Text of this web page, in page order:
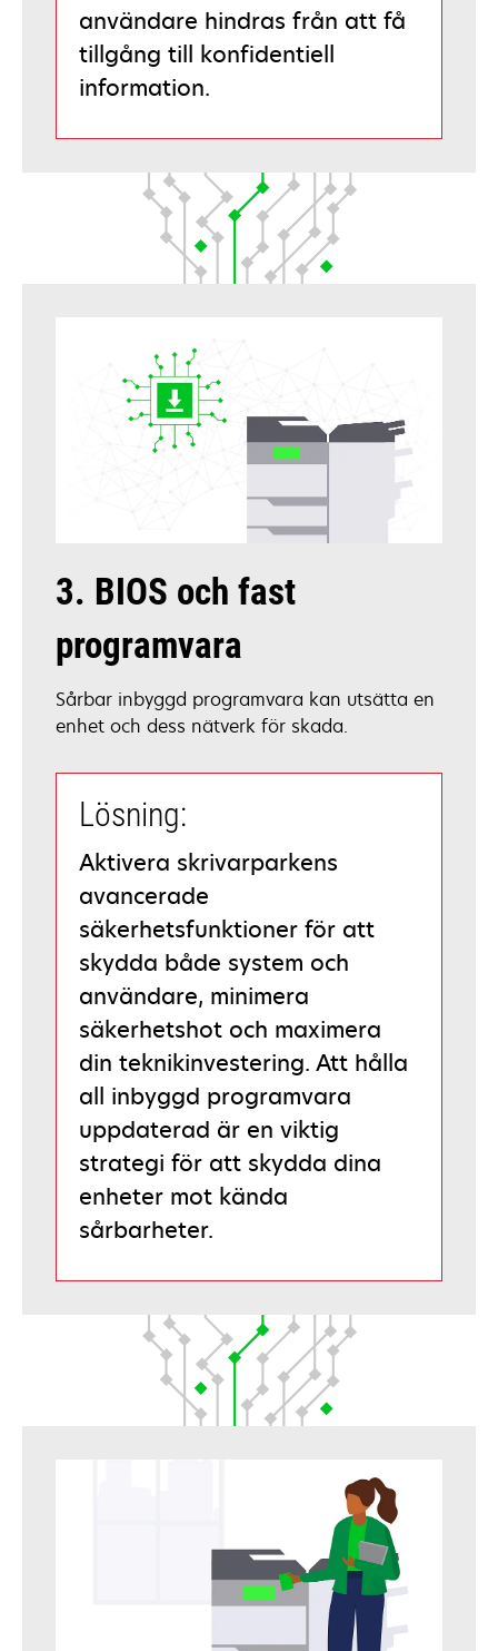
användare hindras från att få
tillgång till konfidentiell
information.
3. BIOS och fast
programvara
Sårbar inbyggd programvara kan utsätta en
enhet och dess nätverk för skada.
Lösning:
Aktivera skrivarparkens
avancerade
säkerhetsfunktioner för att
skydda både system och
användare, minimera
säkerhetshot och maximera
din teknikinvestering. Att hålla
all inbyggd programvara
uppdaterad är en viktig
strategi för att skydda dina
enheter mot kända
sårbarheter.